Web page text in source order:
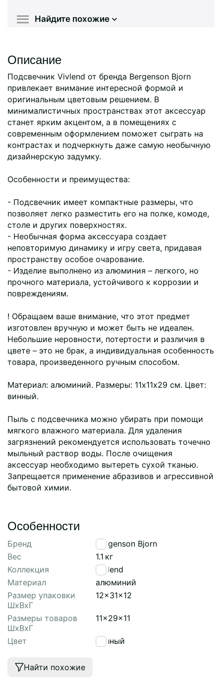
Найдите похожие
Описание
Подсвечник Vivlend от бренда Bergenson Bjorn
привлекает внимание интересной формой и
оригинальным цветовым решением. В
минималистичных пространствах этот аксессуар
станет ярким акцентом, а в помещениях с
современным оформлением поможет сыграть на
контрастах и подчеркнуть даже самую необычную
дизайнерскую задумку.
Особенности и преимущества:
- Подсвечник имеет компактные размеры, что
позволяет легко разместить его на полке, комоде,
столе и других поверхностях.
- Необычная форма аксессуара создает
неповторимую динамику и игру света, придавая
пространству особое очарование.
- Изделие выполнено из алюминия – легкого, но
прочного материала, устойчивого к коррозии и
повреждениям.
! Обращаем ваше внимание, что этот предмет
изготовлен вручную и может быть не идеален.
Небольшие неровности, потертости и различия в
цвете – это не брак, а индивидуальная особенность
товара, произведенного ручным способом.
Материал: алюминий. Размеры: 11х11х29 см. Цвет:
винный.
Пыль с подсвечника можно убирать при помощи
мягкого влажного материала. Для удаления
загрязнений рекомендуется использовать точечно
мыльный раствор воды. После очищения
аксессуар необходимо вытереть сухой тканью.
Запрещается применение абразивов и агрессивной
бытовой химии.
Особенности
Бренд
Bergenson Bjorn
Вес
1.1 кг
Коллекция
Vivlend
Материал
алюминий
Размер упаковки
ШхВхГ
12x31x12
Размеры товаров
ШхВхГ
11x29x11
Цвет винный
Найти похожие